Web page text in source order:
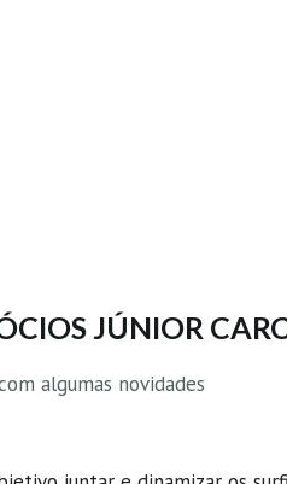
JÚNIOR
algumas novidades